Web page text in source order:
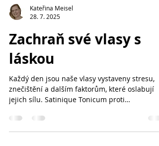
Kateřina Meisel
28. 7. 2025
Zachraň své vlasy s
láskou
Každý den jsou naše vlasy vystaveny stresu,
znečištění a dalším faktorům, které oslabují
jejich sílu. Satinique Tonicum proti